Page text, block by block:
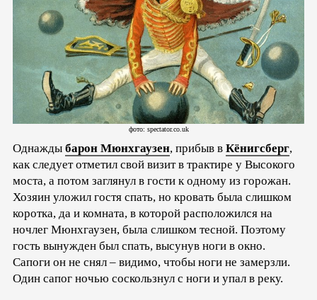
фото: spectator.co.uk
Однажды барон Мюнхгаузен, прибыв в Кёнигсберг,
как следует отметил свой визит в трактире у Высокого
моста, а потом заглянул в гости к одному из горожан.
Хозяин уложил гостя спать, но кровать была слишком
коротка, да и комната, в которой расположился на
ночлег Мюнхгаузен, была слишком тесной. Поэтому
гость вынужден был спать, высунув ноги в окно.
Сапоги он не снял – видимо, чтобы ноги не замерзли.
Один сапог ночью соскользнул с ноги и упал в реку.